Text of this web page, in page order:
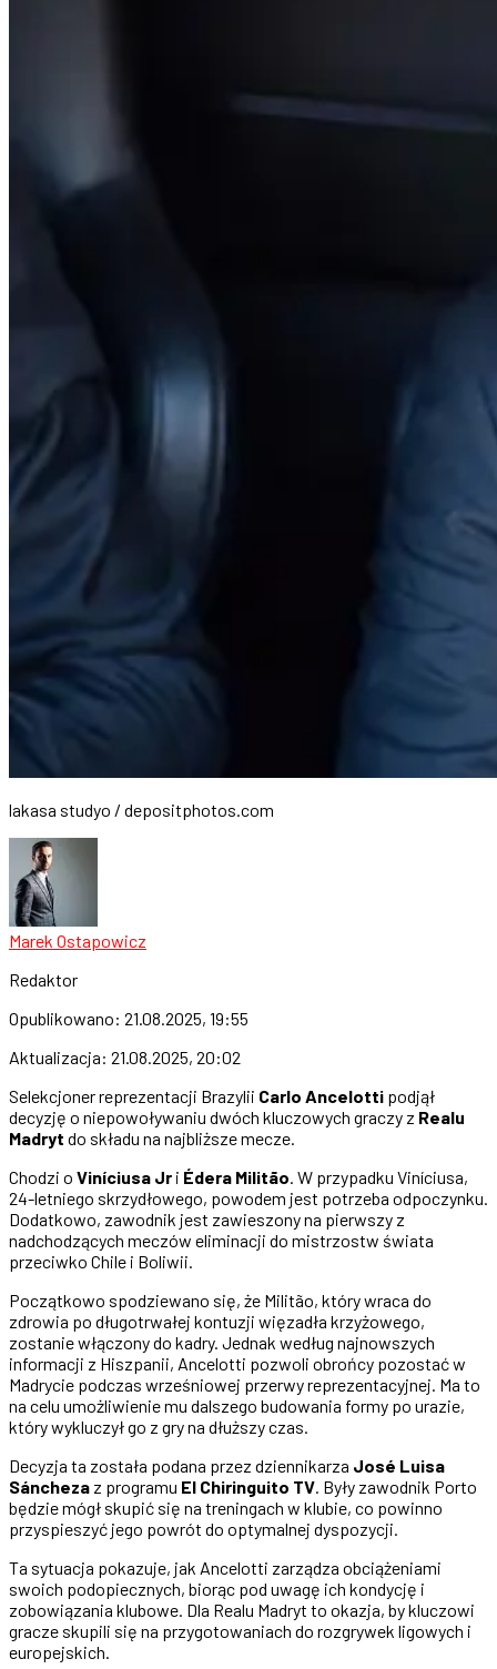
lakasa studyo / depositphotos.com
Marek Ostapowicz
Redaktor
Opublikowano: 21.08.2025, 19:55
Aktualizacja: 21.08.2025, 20:02
Selekcjoner reprezentacji Brazylii Carlo Ancelotti podjął
decyzję o niepowoływaniu dwóch kluczowych graczy z Realu
Madryt do składu na najbliższe mecze.
Chodzi o Viníciusa Jr i Édera Militão. W przypadku Viníciusa,
24-letniego skrzydłowego, powodem jest potrzeba odpoczynku.
Dodatkowo, zawodnik jest zawieszony na pierwszy z
nadchodzących meczów eliminacji do mistrzostw świata
przeciwko Chile i Boliwii.
Początkowo spodziewano się, że Militão, który wraca do
zdrowia po długotrwałej kontuzji więzadła krzyżowego,
zostanie włączony do kadry. Jednak według najnowszych
informacji z Hiszpanii, Ancelotti pozwoli obrońcy pozostać w
Madrycie podczas wrześniowej przerwy reprezentacyjnej. Ma to
na celu umożliwienie mu dalszego budowania formy po urazie,
który wykluczył go z gry na dłuższy czas.
Decyzja ta została podana przez dziennikarza José Luisa
Sáncheza z programu El Chiringuito TV. Były zawodnik Porto
będzie mógł skupić się na treningach w klubie, co powinno
przyspieszyć jego powrót do optymalnej dyspozycji.
Ta sytuacja pokazuje, jak Ancelotti zarządza obciążeniami
swoich podopiecznych, biorąc pod uwagę ich kondycję i
zobowiązania klubowe. Dla Realu Madryt to okazja, by kluczowi
gracze skupili się na przygotowaniach do rozgrywek ligowych i
europejskich.